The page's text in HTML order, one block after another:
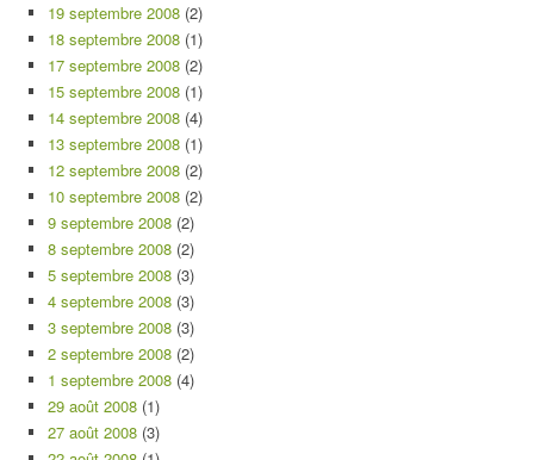
19 septembre 2008 (2)
18 septembre 2008 (1)
17 septembre 2008 (2)
15 septembre 2008 (1)
14 septembre 2008 (4)
13 septembre 2008 (1)
12 septembre 2008 (2)
10 septembre 2008 (2)
9 septembre 2008 (2)
8 septembre 2008 (2)
5 septembre 2008 (3)
4 septembre 2008 (3)
3 septembre 2008 (3)
2 septembre 2008 (2)
1 septembre 2008 (4)
29 août 2008 (1)
27 août 2008 (3)